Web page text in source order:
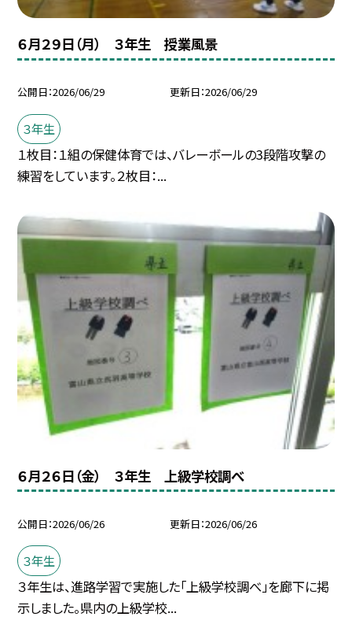
６月２９日（月） ３年生 授業風景
公開日 2026/06/29 更新日 2026/06/29
３年生
１枚目：１組の保健体育では、バレーボールの3段階攻撃の
練習をしています。２枚目：...
６月２６日（金） ３年生 上級学校調べ
公開日 2026/06/26 更新日 2026/06/26
３年生
３年生は、進路学習で実施した「上級学校調べ」を廊下に掲
示しました。県内の上級学校...